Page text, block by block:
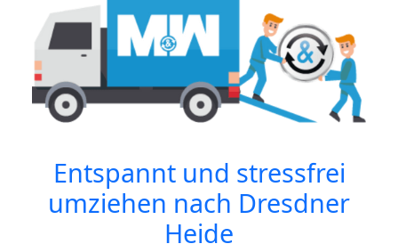
Entspannt und stressfrei
umziehen nach Dresdner
Heide